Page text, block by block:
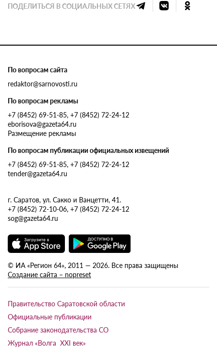
ПОДЕЛИТЬСЯ В СОЦИАЛЬНЫХ СЕТЯХ
По вопросам сайта
redaktor@sarnovosti.ru
По вопросам рекламы
+7 (8452) 69-51-85, +7 (8452) 72-24-12
eborisova@gazeta64.ru
Размещение рекламы
По вопросам публикации официальных извещений
+7 (8452) 69-51-85, +7 (8452) 72-24-12
tender@gazeta64.ru
г. Саратов, ул. Сакко и Ванцетти, 41.
+7 (8452) 72-10-06, +7 (8452) 72-24-12
sog@gazeta64.ru
© ИА «Регион 64», 2011 — 2026. Все права защищены
Создание сайта – nopreset
Правительство Саратовской области
Официальные публикации
Собрание законодательства СО
Журнал «Волга XXI век»